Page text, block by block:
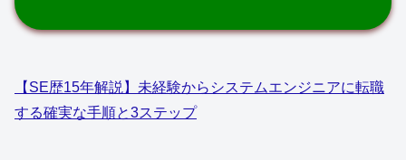
【SE歴15年解説】未経験からシステムエンジニアに転職
する確実な手順と3ステップ